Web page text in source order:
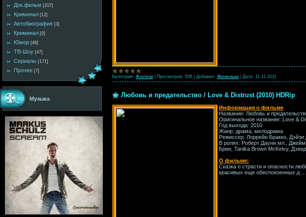
Док.фильм [207]
Криминал [12]
Автобиография [3]
Криминал [0]
Юмор [48]
ТВ-Шоу [47]
Сериалы [171]
Прочее [7]
Музыка
Категория: Фэнтези Просмотров: 506 Добавил: Женюлька Дата: 11.11.2011
Любовь и предательство / Love & Distrust (2010) HDRip
Информация о фильме
Название: Любовь и
Оригинальное название: Love &
Год выхода: 2010
Жанр: драма, мелодрама
Режиссер: Лоррейн Бракко,
В ролях: Роберт Дауни мл.,
Брин, Tanika Brown McKelvy,
О фильме:
Сказка о страсти и опасности
красивых еще обеспокоенных д